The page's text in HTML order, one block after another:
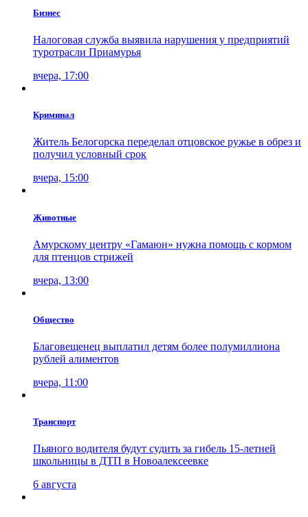
Бизнес
Налоговая служба выявила нарушения у предприятий
туротрасли Приамурья
вчера, 17:00
Криминал
Житель Белогорска переделал отцовское ружье в обрез и
получил условный срок
вчера, 15:00
Животные
Амурскому центру «Гамаюн» нужна помощь с кормом
для птенцов стрижей
вчера, 13:00
Общество
Благовещенец выплатил детям более полумиллиона
рублей алиментов
вчера, 11:00
Транспорт
Пьяного водителя будут судить за гибель 15-летней
школьницы в ДТП в Новоалексеевке
6 августа